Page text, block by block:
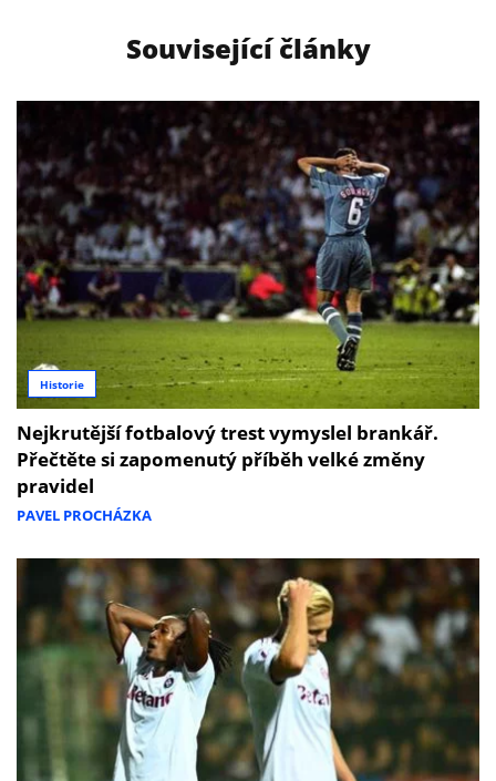
Související články
Historie
Nejkrutější fotbalový trest vymyslel brankář.
Přečtěte si zapomenutý příběh velké změny
pravidel
PAVEL PROCHÁZKA